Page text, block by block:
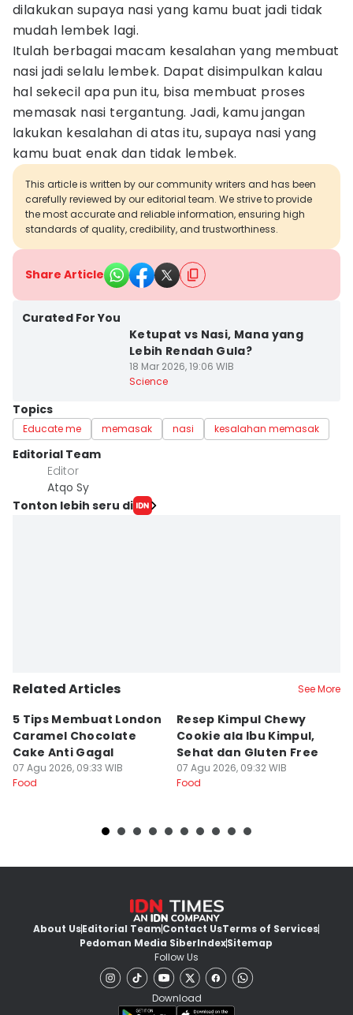
dilakukan supaya nasi yang kamu buat jadi tidak
mudah lembek lagi.
Itulah berbagai macam kesalahan yang membuat
nasi jadi selalu lembek. Dapat disimpulkan kalau
hal sekecil apa pun itu, bisa membuat proses
memasak nasi tergantung. Jadi, kamu jangan
lakukan kesalahan di atas itu, supaya nasi yang
kamu buat enak dan tidak lembek.
This article is written by our community writers and has been
carefully reviewed by our editorial team. We strive to provide
the most accurate and reliable information, ensuring high
standards of quality, credibility, and trustworthiness.
Share Article
Curated For You
Ketupat vs Nasi, Mana yang
Lebih Rendah Gula?
18 Mar 2026, 19:06 WIB
Science
Topics
Educate me memasak nasi kesalahan memasak
Editorial Team
Editor
Atqo Sy
Tonton lebih seru di
Related Articles See More
5 Tips Membuat London
Caramel Chocolate
Cake Anti Gagal
07 Agu 2026, 09:33 WIB
Food
Resep Kimpul Chewy
Cookie ala Ibu Kimpul,
Sehat dan Gluten Free
07 Agu 2026, 09:32 WIB
Food
About UsEditorial TeamContact UsTerms of Services
Pedoman Media SiberIndexSitemap
Follow Us
Download